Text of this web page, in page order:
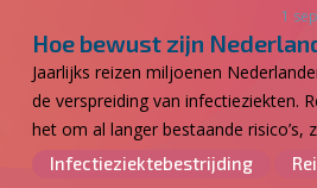
1
Hoe bewust zijn
Jaarlijks reizen miljoenen
de verspreiding van infectieziekten.
het om al langer bestaande
Infectieziektebestrijding